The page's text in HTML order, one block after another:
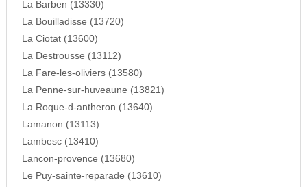
La Barben (13330)
La Bouilladisse (13720)
La Ciotat (13600)
La Destrousse (13112)
La Fare-les-oliviers (13580)
La Penne-sur-huveaune (13821)
La Roque-d-antheron (13640)
Lamanon (13113)
Lambesc (13410)
Lancon-provence (13680)
Le Puy-sainte-reparade (13610)